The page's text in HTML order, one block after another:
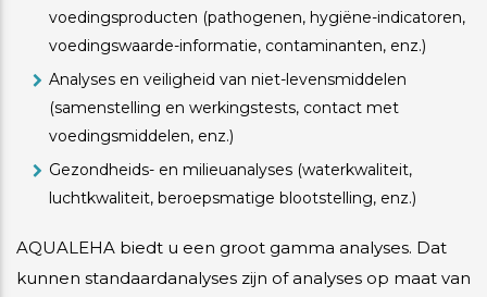
voedingsproducten (pathogenen, hygiëne-indicatoren,
voedingswaarde-informatie, contaminanten, enz.)
Analyses en veiligheid van niet-levensmiddelen
(samenstelling en werkingstests, contact met
voedingsmiddelen, enz.)
Gezondheids- en milieuanalyses (waterkwaliteit,
luchtkwaliteit, beroepsmatige blootstelling, enz.)
AQUALEHA biedt u een groot gamma analyses. Dat
kunnen standaardanalyses zijn of analyses op maat van